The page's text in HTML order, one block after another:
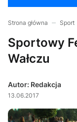
Strona główna Sport
Sportowy
Wałczu
Autor: Redakcja
13.06.2017